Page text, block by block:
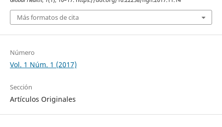
Más formatos de cita
Número
Vol. 1 Núm. 1 (2017)
Sección
Artículos Originales